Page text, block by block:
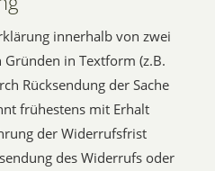
innerhalb von zwei
in Textform (z.B.
Rücksendung der Sache
frühestens mit Erhalt
der Widerrufsfrist
des Widerrufs oder